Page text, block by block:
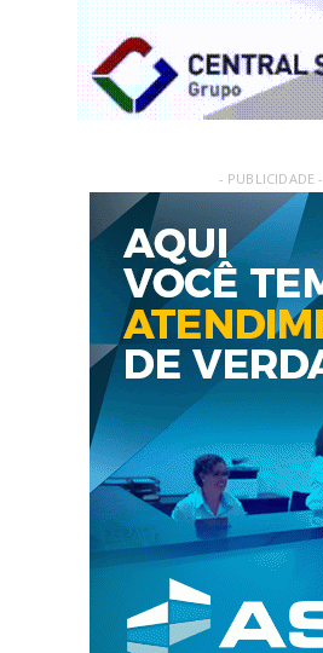
- PUBLICIDADE -